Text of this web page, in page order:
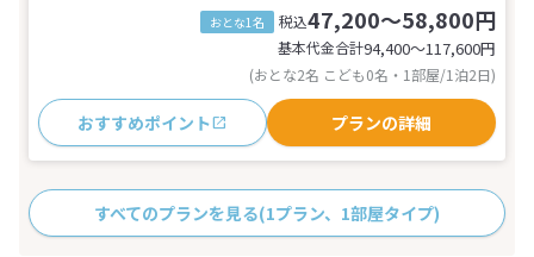
おとな1名 税込47,200～58,800円
基本代金合計94,400〜117,600円
(おとな2名 こども0名・1部屋/1泊2日)
おすすめポイント プランの詳細
すべてのプランを見る(1プラン、1部屋タイプ)